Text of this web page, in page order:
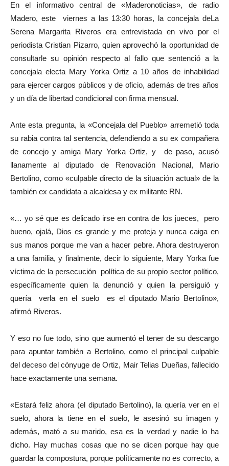
En el informativo central de «Maderonoticias», de radio
Madero, este viernes a las 13:30 horas, la concejala deLa
Serena Margarita Riveros era entrevistada en vivo por el
periodista Cristian Pizarro, quien aprovechó la oportunidad de
consultarle su opinión respecto al fallo que sentenció a la
concejala electa Mary Yorka Ortiz a 10 años de inhabilidad
para ejercer cargos públicos y de oficio, además de tres años
y un día de libertad condicional con firma mensual.
Ante esta pregunta, la «Concejala del Pueblo» arremetió toda
su rabia contra tal sentencia, defendiendo a su ex compañera
de concejo y amiga Mary Yorka Ortiz, y de paso, acusó
llanamente al diputado de Renovación Nacional, Mario
Bertolino, como «culpable directo de la situación actual» de la
también ex candidata a alcaldesa y ex militante RN.
«… yo sé que es delicado irse en contra de los jueces, pero
bueno, ojalá, Dios es grande y me proteja y nunca caiga en
sus manos porque me van a hacer pebre. Ahora destruyeron
a una familia, y finalmente, decir lo siguiente, Mary Yorka fue
víctima de la persecución política de su propio sector político,
específicamente quien la denunció y quien la persiguió y
quería verla en el suelo es el diputado Mario Bertolino»,
afirmó Riveros.
Y eso no fue todo, sino que aumentó el tener de su descargo
para apuntar también a Bertolino, como el principal culpable
del deceso del cónyuge de Ortiz, Mair Telias Dueñas, fallecido
hace exactamente una semana.
«Estará feliz ahora (el diputado Bertolino), la quería ver en el
suelo, ahora la tiene en el suelo, le asesinó su imagen y
además, mató a su marido, esa es la verdad y nadie lo ha
dicho. Hay muchas cosas que no se dicen porque hay que
guardar la compostura, porque políticamente no es correcto, a